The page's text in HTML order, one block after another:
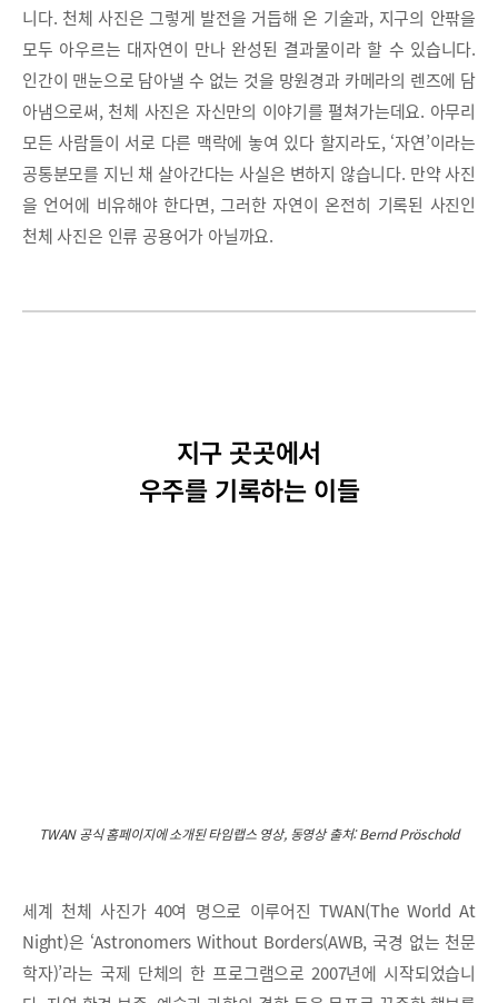
니다. 천체 사진은 그렇게 발전을 거듭해 온 기술과, 지구의 안팎을
모두 아우르는 대자연이 만나 완성된 결과물이라 할 수 있습니다.
인간이 맨눈으로 담아낼 수 없는 것을 망원경과 카메라의 렌즈에 담
아냄으로써, 천체 사진은 자신만의 이야기를 펼쳐가는데요. 아무리
모든 사람들이 서로 다른 맥락에 놓여 있다 할지라도, ‘자연’이라는
공통분모를 지닌 채 살아간다는 사실은 변하지 않습니다. 만약 사진
을 언어에 비유해야 한다면, 그러한 자연이 온전히 기록된 사진인
천체 사진은 인류 공용어가 아닐까요.
지구 곳곳에서
우주를 기록하는 이들
TWAN 공식 홈페이지에 소개된 타임랩스 영상, 동영상 출처: Bernd Pröschold
세계 천체 사진가 40여 명으로 이루어진 TWAN(The World At
Night)은 ‘Astronomers Without Borders(AWB, 국경 없는 천문
학자)’라는 국제 단체의 한 프로그램으로 2007년에 시작되었습니